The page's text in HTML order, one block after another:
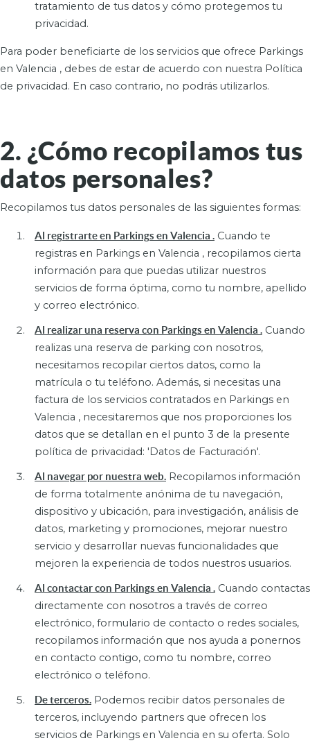
tratamiento de tus datos y cómo protegemos tu
privacidad.
Para poder beneficiarte de los servicios que ofrece Parkings
en Valencia , debes de estar de acuerdo con nuestra Política
de privacidad. En caso contrario, no podrás utilizarlos.
2. ¿Cómo recopilamos tus
datos personales?
Recopilamos tus datos personales de las siguientes formas:
Al registrarte en Parkings en Valencia . Cuando te
registras en Parkings en Valencia , recopilamos cierta
información para que puedas utilizar nuestros
servicios de forma óptima, como tu nombre, apellido
y correo electrónico.
Al realizar una reserva con Parkings en Valencia . Cuando
realizas una reserva de parking con nosotros,
necesitamos recopilar ciertos datos, como la
matrícula o tu teléfono. Además, si necesitas una
factura de los servicios contratados en Parkings en
Valencia , necesitaremos que nos proporciones los
datos que se detallan en el punto 3 de la presente
política de privacidad: 'Datos de Facturación'.
Al navegar por nuestra web. Recopilamos información
de forma totalmente anónima de tu navegación,
dispositivo y ubicación, para investigación, análisis de
datos, marketing y promociones, mejorar nuestro
servicio y desarrollar nuevas funcionalidades que
mejoren la experiencia de todos nuestros usuarios.
Al contactar con Parkings en Valencia . Cuando contactas
directamente con nosotros a través de correo
electrónico, formulario de contacto o redes sociales,
recopilamos información que nos ayuda a ponernos
en contacto contigo, como tu nombre, correo
electrónico o teléfono.
De terceros. Podemos recibir datos personales de
terceros, incluyendo partners que ofrecen los
servicios de Parkings en Valencia en su oferta. Solo